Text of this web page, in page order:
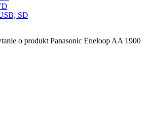
SD
o produkt Panasonic Eneloop AA 1900